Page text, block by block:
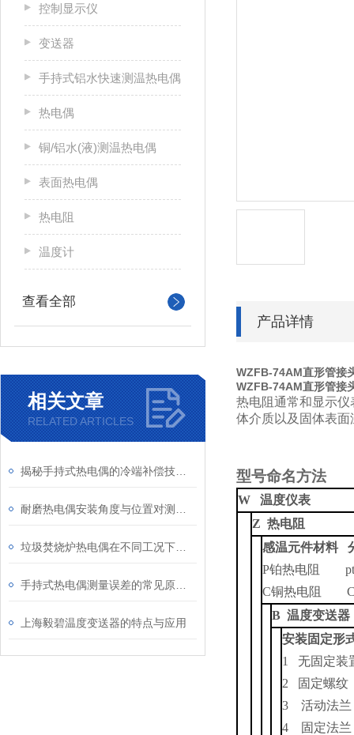
控制显示仪
变送器
手持式铝水快速测温热电偶
热电偶
铜/铝水(液)测温热电偶
表面热电偶
热电阻
温度计
查看全部
相关文章
RELATED ARTICLES
上海毅碧温度变送器的特点与应用
产品详情
WZFB-74AM直形管接
WZFB-74AM直形管接
热电阻通常和显示
体介质以及固体表面
型号命名方法
W 温度仪表
Z 热电阻
感温元件材料
P铂热电阻
C铜热电阻
B 温度变送器
安装固定形
1 无固定装
2
固定螺纹
3 活动法兰
4
固定法兰